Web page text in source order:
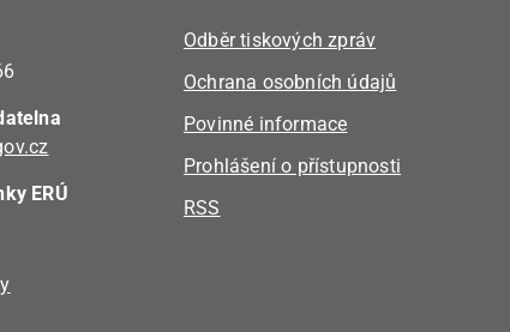
ERÚ
Odběr tiskových zpráv
Ochrana osobních údajů
Povinné informace
Prohlášení o přístupnosti
RSS